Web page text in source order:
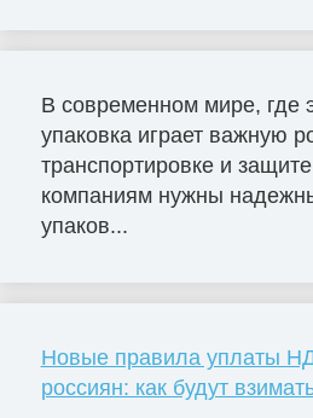
В современном мире, где
упаковка играет важную
транспортировке и
компаниям нужны
упаков...
Новые правила уплаты
россиян: как будут